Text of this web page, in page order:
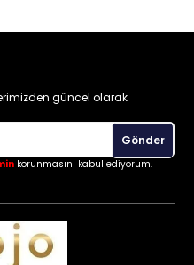
güncel olarak
Gönder
korunmasını kabul ediyorum.